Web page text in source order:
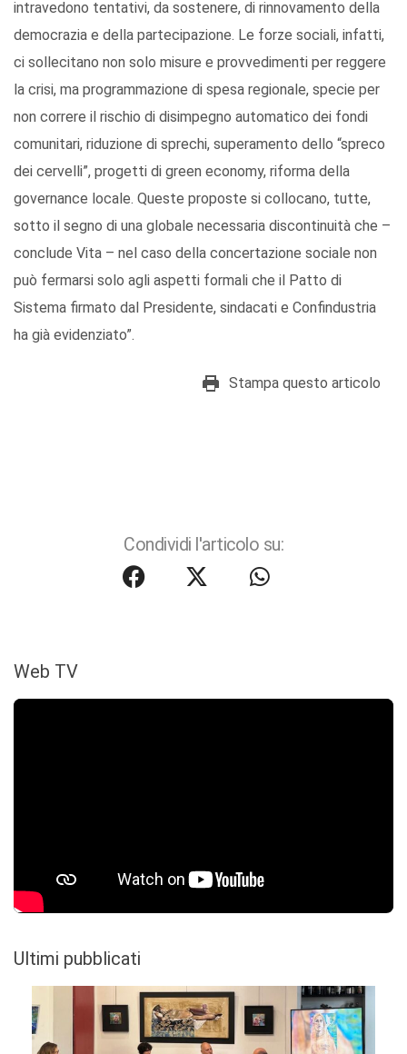
intravedono tentativi, da sostenere, di rinnovamento della
democrazia e della partecipazione. Le forze sociali, infatti,
ci sollecitano non solo misure e provvedimenti per reggere
la crisi, ma programmazione di spesa regionale, specie per
non correre il rischio di disimpegno automatico dei fondi
comunitari, riduzione di sprechi, superamento dello “spreco
dei cervelli”, progetti di green economy, riforma della
governance locale. Queste proposte si collocano, tutte,
sotto il segno di una globale necessaria discontinuità che –
conclude Vita – nel caso della concertazione sociale non
può fermarsi solo agli aspetti formali che il Patto di
Sistema firmato dal Presidente, sindacati e Confindustria
ha già evidenziato”.
Stampa questo articolo
Condividi l'articolo su:
Web TV
Ultimi pubblicati